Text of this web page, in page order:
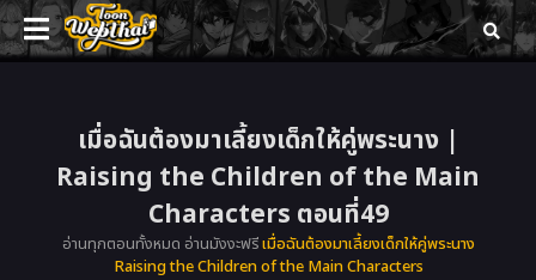
เมื่อฉันต้องมาเลี้ยงเด็กให้คู่พระนาง |
Raising the Children of the Main
Characters ตอนที่49
อ่านทุกตอนทั้งหมด อ่านมังงะฟรีเมื่อฉันต้องมาเลี้ยงเด็กให้คู่พระนาง
Raising the Children of the Main Characters